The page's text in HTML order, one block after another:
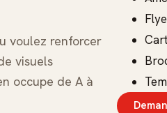
voulez renforcer
visuels
occupe de A à